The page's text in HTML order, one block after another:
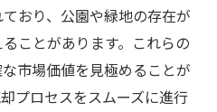
おり、公園や緑地の存在が
ことがあります。これらの
市場価値を見極めることが
プロセスをスムーズに進行